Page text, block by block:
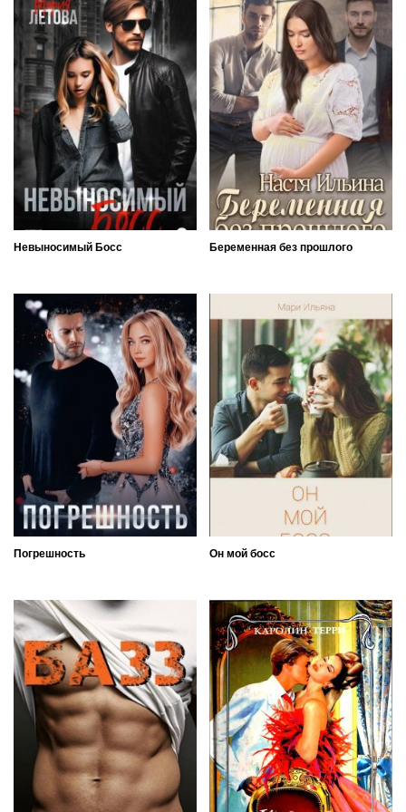
Невыносимый Босс Беременная без прошлого
Погрешность Он мой босс